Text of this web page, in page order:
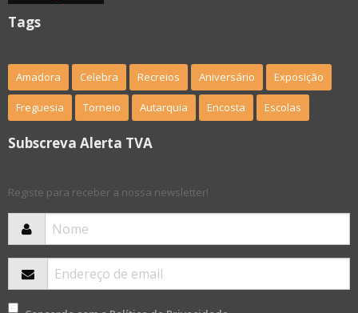
Tags
Amadora Celebra Recreios Aniversário Exposição
Freguesia Torneio Autarquia Encosta Escolas
Subscreva Alerta TVA
Registe para receber a nossa newsletter!